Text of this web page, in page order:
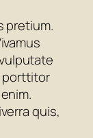
pretium.
porttitor
quis,